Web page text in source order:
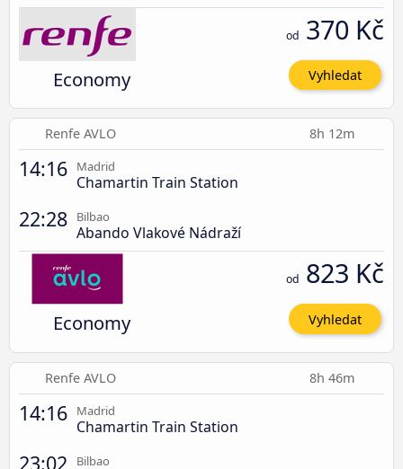
Economy
od 370 Kč
Vyhledat
Renfe AVLO 8h 12m
14:16 Madrid
Chamartin Train Station
22:28 Bilbao
Abando Vlakové Nádraží
Economy
od 823 Kč
Vyhledat
Renfe AVLO 8h 46m
14:16 Madrid
Chamartin Train Station
23:02 Bilbao